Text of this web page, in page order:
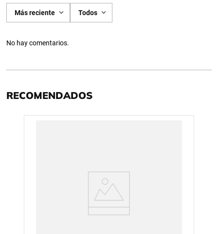
Más reciente Todos
No hay comentarios.
RECOMENDADOS